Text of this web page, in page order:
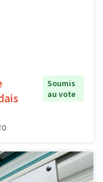
Soumis
au vote
0